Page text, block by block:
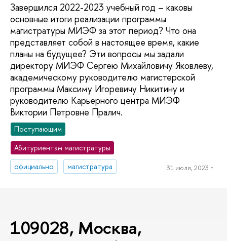
Завершился 2022-2023 учебный год – каковы
основные итоги реализации программы
магистратуры МИЭФ за этот период? Что она
представляет собой в настоящее время, какие
планы на будущее? Эти вопросы мы задали
директору МИЭФ Сергею Михайловичу Яковлеву,
академическому руководителю магистерской
программы Максиму Игоревичу Никитину и
руководителю Карьерного центра МИЭФ
Виктории Петровне Пралич.
Поступающим
Абитуриентам магистратуры
официально
магистратура 31 июля, 2023 г.
109028, Москва,